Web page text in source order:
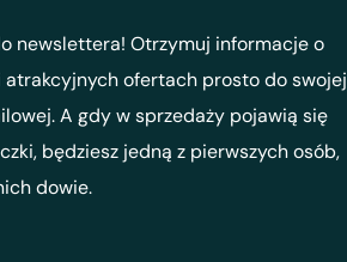
newslettera! Otrzymuj informacje o
atrakcyjnych ofertach prosto do swojej
A gdy w sprzedaży pojawią się
będziesz jedną z pierwszych osób,
dowie.